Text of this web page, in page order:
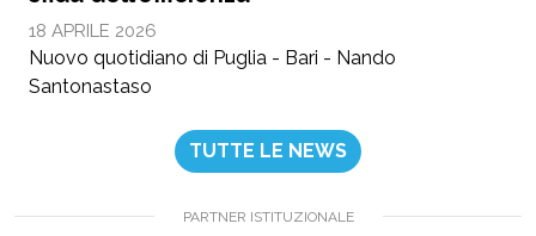
18 APRILE 2026
Nuovo quotidiano di Puglia - Bari - Nando
Santonastaso
TUTTE LE NEWS
PARTNER ISTITUZIONALE